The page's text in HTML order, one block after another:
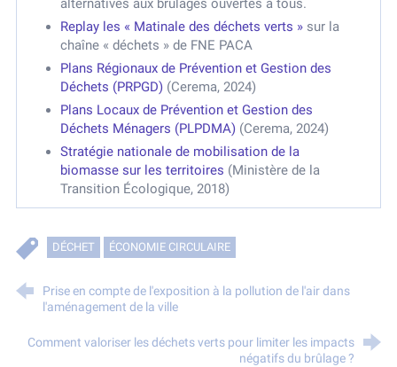
alternatives aux brûlages ouvertes à tous.
Replay les « Matinale des déchets verts »sur la
chaîne « déchets » de FNE PACA
Plans Régionaux de Prévention et Gestion des
Déchets (PRPGD)(Cerema, 2024)
Plans Locaux de Prévention et Gestion des
Déchets Ménagers (PLPDMA)(Cerema, 2024)
Stratégie nationale de mobilisation de la
biomasse sur les territoires (Ministère de la
Transition Écologique, 2018)
DÉCHET ÉCONOMIE CIRCULAIRE
Prise en compte de l'exposition à la pollution de l'air dans
l'aménagement de la ville
Comment valoriser les déchets verts pour limiter les impacts
négatifs du brûlage ?